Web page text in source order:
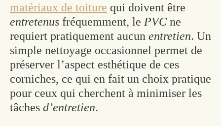
matériaux de toiture qui doivent être
entretenus fréquemment, le PVC ne
requiert pratiquement aucun entretien. Un
simple nettoyage occasionnel permet de
préserver l’aspect esthétique de ces
corniches, ce qui en fait un choix pratique
pour ceux qui cherchent à minimiser les
tâches d’entretien.